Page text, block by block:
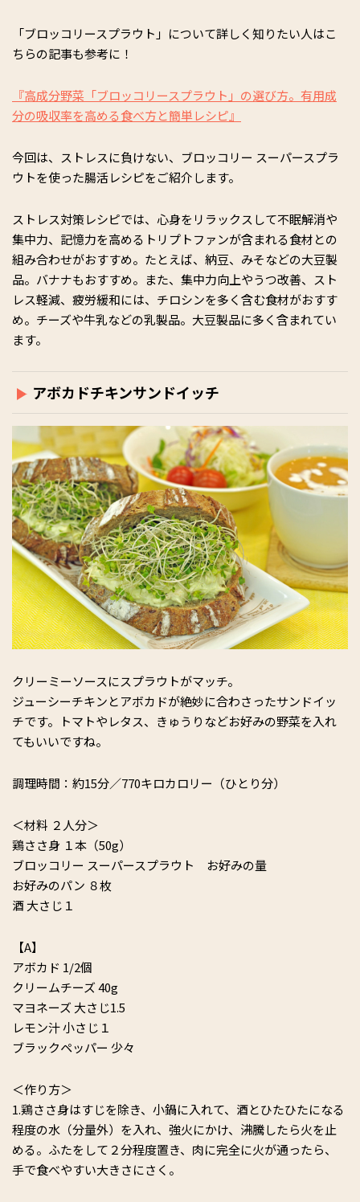
「ブロッコリースプラウト」について詳しく知りたい人はこ
ちらの記事も参考に！
『高成分野菜「ブロッコリースプラウト」の選び方。有用成
分の吸収率を高める食べ方と簡単レシピ』
今回は、ストレスに負けない、ブロッコリー スーパースプラ
ウトを使った腸活レシピをご紹介します。
ストレス対策レシピでは、心身をリラックスして不眠解消や
集中力、記憶力を高めるトリプトファンが含まれる食材との
組み合わせがおすすめ。たとえば、納豆、みそなどの大豆製
品。バナナもおすすめ。また、集中力向上やうつ改善、スト
レス軽減、疲労緩和には、チロシンを多く含む食材がおすす
め。チーズや牛乳などの乳製品。大豆製品に多く含まれてい
ます。
アボカドチキンサンドイッチ
クリーミーソースにスプラウトがマッチ。
ジューシーチキンとアボカドが絶妙に合わさったサンドイッ
チです。トマトやレタス、きゅうりなどお好みの野菜を入れ
てもいいですね。
調理時間：約15分／770キロカロリー（ひとり分）
＜材料 ２人分＞
鶏ささ身 １本（50g）
ブロッコリー スーパースプラウト お好みの量
お好みのパン ８枚
酒 大さじ１
【A】
アボカド 1/2個
クリームチーズ 40g
マヨネーズ 大さじ1.5
レモン汁 小さじ１
ブラックペッパー 少々
＜作り方＞
1.鶏ささ身はすじを除き、小鍋に入れて、酒とひたひたになる
程度の水（分量外）を入れ、強火にかけ、沸騰したら火を止
める。ふたをして２分程度置き、肉に完全に火が通ったら、
手で食べやすい大きさにさく。